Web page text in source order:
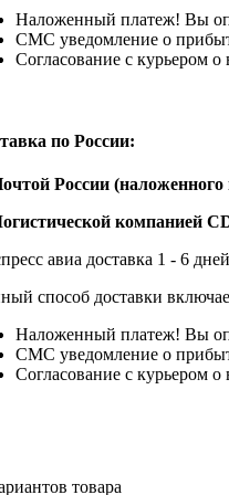
Наложенный платеж! Вы
СМС уведомление о
Согласование с курьером
по России:
России (наложенного
компанией
авиа доставка 1 - 6
способ доставки
Наложенный платеж! Вы
СМС уведомление о
Согласование с курьером
товара